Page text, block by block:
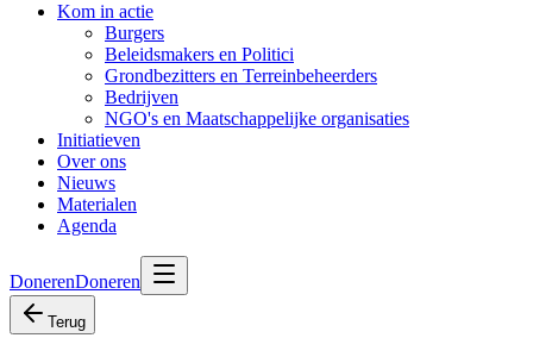
Kom in actie
Burgers
Beleidsmakers en Politici
Grondbezitters en Terreinbeheerders
Bedrijven
NGO's en Maatschappelijke organisaties
Initiatieven
Over ons
Nieuws
Materialen
Agenda
DonerenDoneren
Terug